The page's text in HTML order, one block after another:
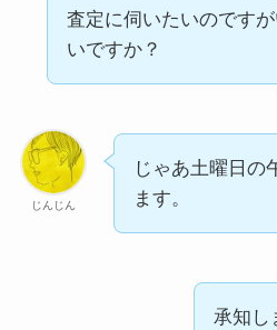
査定に伺いたいのです
いですか？
じんじん
じゃあ土曜日の
ます。
承知し